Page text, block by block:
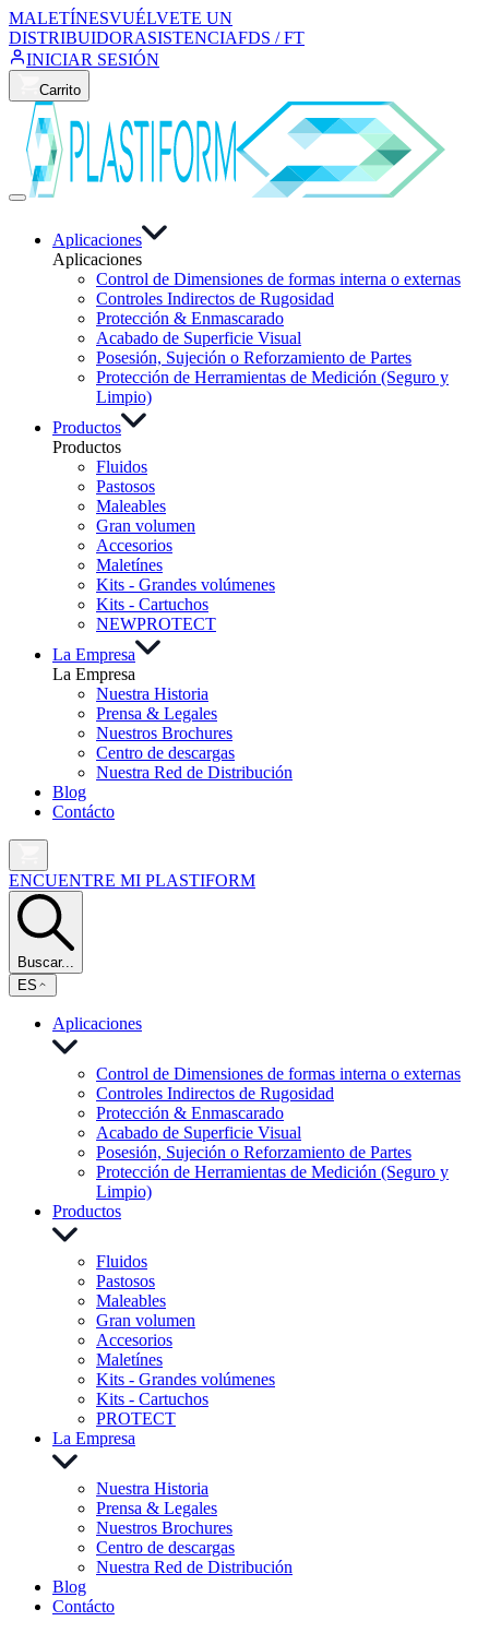
MALETÍNESVUÉLVETE UN
DISTRIBUIDORASISTENCIAFDS / FT
INICIAR SESIÓN
Carrito
Aplicaciones
Aplicaciones
Control de Dimensiones de formas interna o externas
Controles Indirectos de Rugosidad
Protección & Enmascarado
Acabado de Superficie Visual
Posesión, Sujeción o Reforzamiento de Partes
Protección de Herramientas de Medición (Seguro y
Limpio)
Productos
Productos
Fluidos
Pastosos
Maleables
Gran volumen
Accesorios
Maletínes
Kits - Grandes volúmenes
Kits - Cartuchos
NEWPROTECT
La Empresa
La Empresa
Nuestra Historia
Prensa & Legales
Nuestros Brochures
Centro de descargas
Nuestra Red de Distribución
Blog
Contácto
ENCUENTRE MI PLASTIFORM
Buscar...
ES
Aplicaciones
Control de Dimensiones de formas interna o externas
Controles Indirectos de Rugosidad
Protección & Enmascarado
Acabado de Superficie Visual
Posesión, Sujeción o Reforzamiento de Partes
Protección de Herramientas de Medición (Seguro y
Limpio)
Productos
Fluidos
Pastosos
Maleables
Gran volumen
Accesorios
Maletínes
Kits - Grandes volúmenes
Kits - Cartuchos
PROTECT
La Empresa
Nuestra Historia
Prensa & Legales
Nuestros Brochures
Centro de descargas
Nuestra Red de Distribución
Blog
Contácto